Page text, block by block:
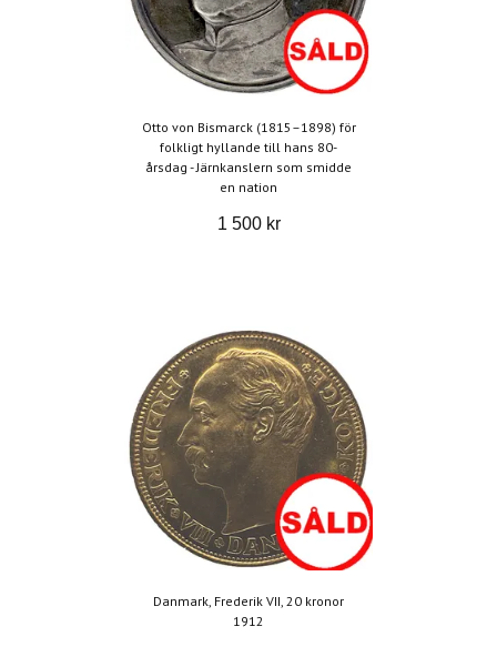
Otto von Bismarck (1815–1898) för
folkligt hyllande till hans 80-
årsdag - Järnkanslern som smidde
en nation
1 500 kr
Danmark, Frederik VII, 20 kronor
1912